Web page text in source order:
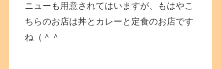
ニューも用意されてはいますが、もはやこ
ちらのお店は丼とカレーと定食のお店です
ね（＾＾